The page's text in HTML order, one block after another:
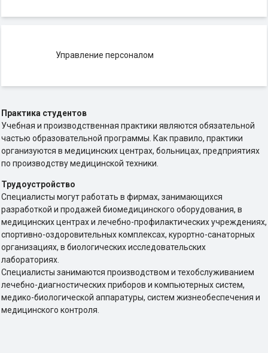
Управление персоналом
Практика студентов
Учебная и производственная практики являются обязательной
частью образовательной программы. Как правило, практики
организуются в медицинских центрах, больницах, предприятиях
по производству медицинской техники.
Трудоустройство
Специалисты могут работать в фирмах, занимающихся
разработкой и продажей биомедицинского оборудования, в
медицинских центрах и лечебно-профилактических учреждениях,
спортивно-оздоровительных комплексах, курортно-санаторных
организациях, в биологических исследовательских
лабораториях.
Специалисты занимаются производством и техобслуживанием
лечебно-диагностических приборов и компьютерных систем,
медико-биологической аппаратуры, систем жизнеобеспечения и
медицинского контроля.